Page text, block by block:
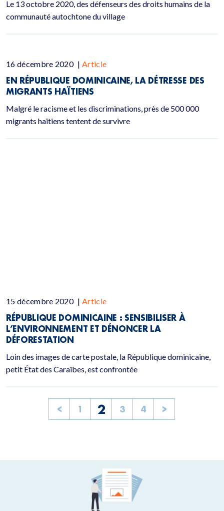
Le 13 octobre 2020, des défenseurs des droits humains de la
communauté autochtone du village
16 décembre 2020 | Article
EN RÉPUBLIQUE DOMINICAINE, LA DÉTRESSE DES
MIGRANTS HAÏTIENS
Malgré le racisme et les discriminations, près de 500 000
migrants haïtiens tentent de survivre
15 décembre 2020 | Article
RÉPUBLIQUE DOMINICAINE : SENSIBILISER À
L’ENVIRONNEMENT ET DÉNONCER LA
DÉFORESTATION
Loin des images de carte postale, la République dominicaine,
petit État des Caraïbes, est confrontée
< 1 2 3 4 >